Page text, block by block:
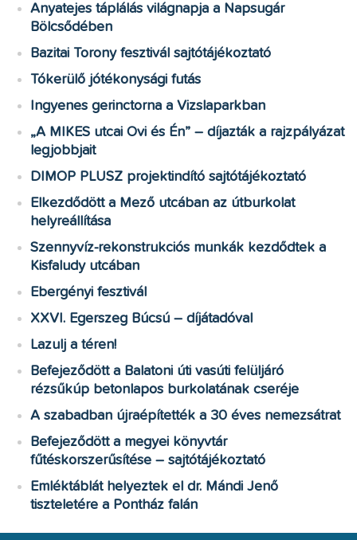
Anyatejes táplálás világnapja a Napsugár
Bölcsődében
Bazitai Torony fesztivál sajtótájékoztató
Tókerülő jótékonysági futás
Ingyenes gerinctorna a Vizslaparkban
„A MIKES utcai Ovi és Én” – díjazták a rajzpályázat
legjobbjait
DIMOP PLUSZ projektindító sajtótájékoztató
Elkezdődött a Mező utcában az útburkolat
helyreállítása
Szennyvíz-rekonstrukciós munkák kezdődtek a
Kisfaludy utcában
Ebergényi fesztivál
XXVI. Egerszeg Búcsú – díjátadóval
Lazulj a téren!
Befejeződött a Balatoni úti vasúti felüljáró
rézsűkúp betonlapos burkolatának cseréje
A szabadban újraépítették a 30 éves nemezsátrat
Befejeződött a megyei könyvtár
fűtéskorszerűsítése – sajtótájékoztató
Emléktáblát helyeztek el dr. Mándi Jenő
tiszteletére a Pontház falán